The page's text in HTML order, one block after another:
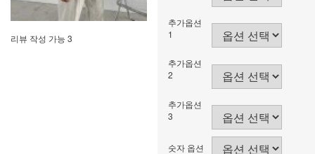
리뷰 작성 가능 3
추가옵션
1
추가옵션
2
추가옵션
3
숫자 옵션